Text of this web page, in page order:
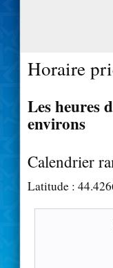
Horaire
Les heures
environs
Calendrier
Latitude :